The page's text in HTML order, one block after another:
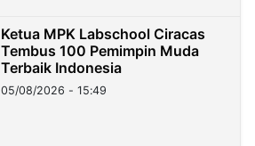
Ketua MPK Labschool Ciracas
Tembus 100 Pemimpin Muda
Terbaik Indonesia
05/08/2026 - 15:49